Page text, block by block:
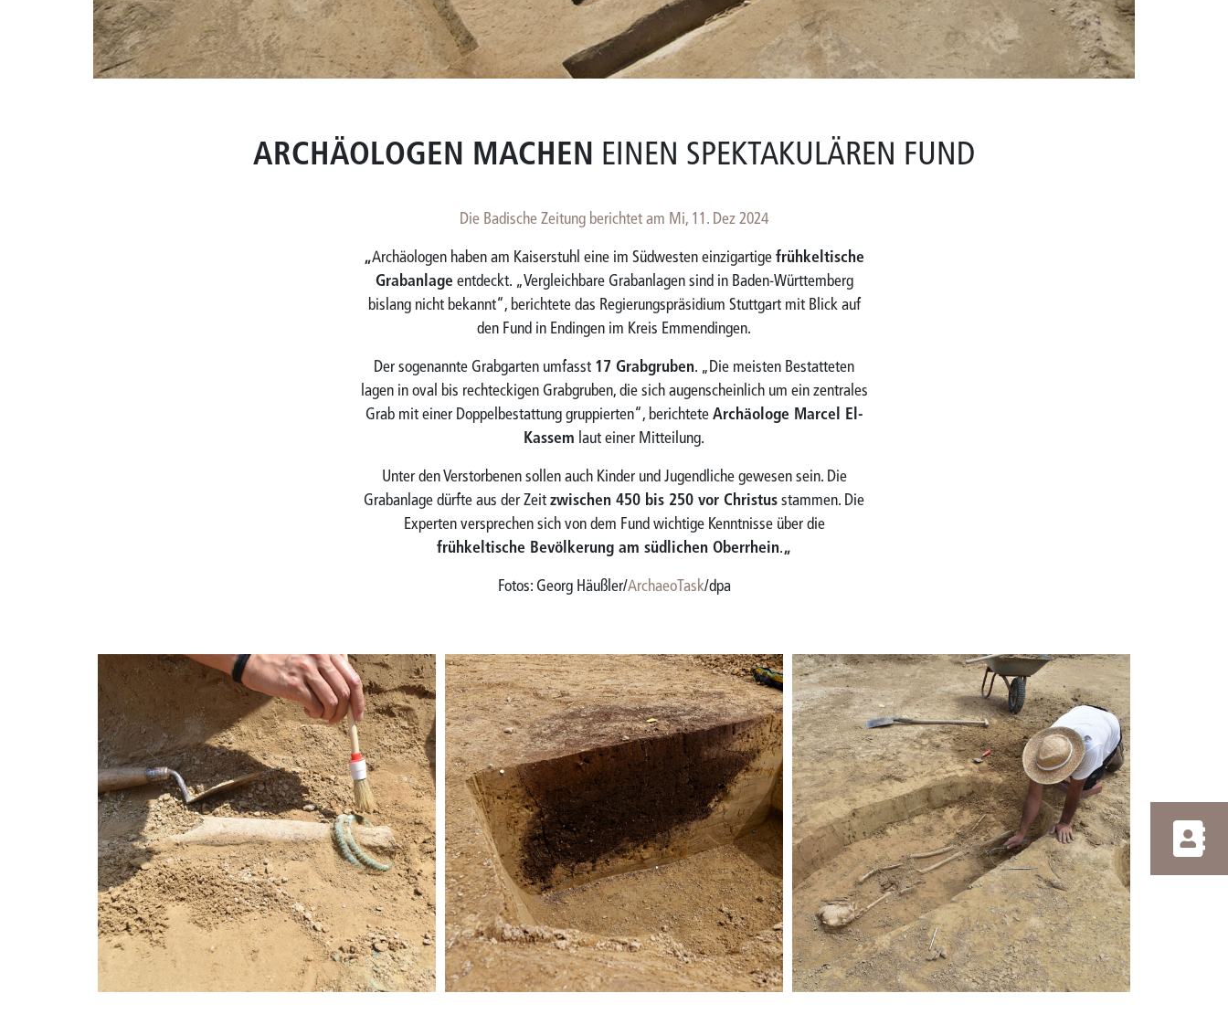
ARCHÄOLOGEN MACHEN EINEN SPEKTAKULÄREN FUND
Die Badische Zeitung berichtet am Mi, 11. Dez 2024
„Archäologen haben am Kaiserstuhl eine im Südwesten einzigartige frühkeltische
Grabanlage entdeckt. „Vergleichbare Grabanlagen sind in Baden-Württemberg
bislang nicht bekannt“, berichtete das Regierungspräsidium Stuttgart mit Blick auf
den Fund in Endingen im Kreis Emmendingen.
Der sogenannte Grabgarten umfasst 17 Grabgruben. „Die meisten Bestatteten
lagen in oval bis rechteckigen Grabgruben, die sich augenscheinlich um ein zentrales
Grab mit einer Doppelbestattung gruppierten“, berichtete Archäologe Marcel El-
Kassem laut einer Mitteilung.
Unter den Verstorbenen sollen auch Kinder und Jugendliche gewesen sein. Die
Grabanlage dürfte aus der Zeit zwischen 450 bis 250 vor Christus stammen. Die
Experten versprechen sich von dem Fund wichtige Kenntnisse über die
frühkeltische Bevölkerung am südlichen Oberrhein.„
Fotos: Georg Häußler/ArchaeoTask/dpa